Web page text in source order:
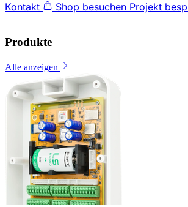
Kontakt
Shop besuchen Projekt
Produkte
Alle anzeigen